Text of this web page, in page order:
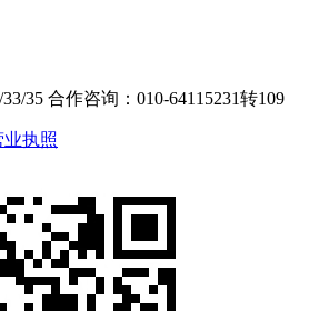
35 合作咨询：010-64115231转109
业执照